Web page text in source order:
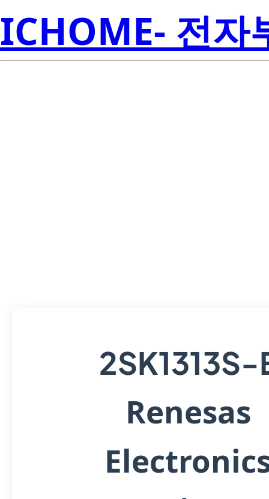
ICHOME- 전자
2SK1313S-
Renesas